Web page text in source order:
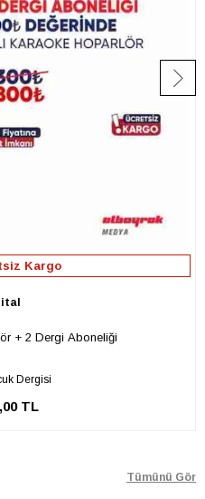
Kargo
+ 2 Dergi Aboneliği
Dergisi
TL
Tümünü Gör